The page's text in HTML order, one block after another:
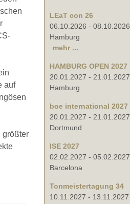
auf
größter
LEaT con 26
06.10.2026 - 08.10.2026
Hamburg
mehr ...
HAMBURG OPEN 2027
20.01.2027 - 21.01.2027
Hamburg
boe international 2027
20.01.2027 - 21.01.2027
Dortmund
ISE 2027
02.02.2027 - 05.02.2027
Barcelona
Tonmeistertagung 34
10.11.2027 - 13.11.2027